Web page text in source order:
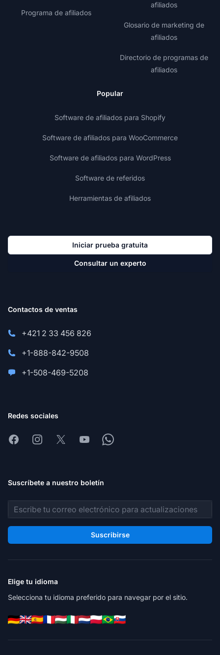
Programa de afiliados
afiliados
Glosario de marketing de
afiliados
Directorio de programas de
afiliados
Popular
Software de afiliados para Shopify
Software de afiliados para WooCommerce
Software de afiliados para WordPress
Software de referidos
Herramientas de afiliados
Iniciar prueba gratuita
Consultar un experto
Contactos de ventas
+421 2 33 456 826
+1-888-842-9508
+1-508-469-5208
Redes sociales
FacebookInstagram
X YoutubeWhatsapp
Suscríbete a nuestro boletín
Dirección de correo electrónico
Suscribirse
Elige tu idioma
Selecciona tu idioma preferido para navegar por el sitio.